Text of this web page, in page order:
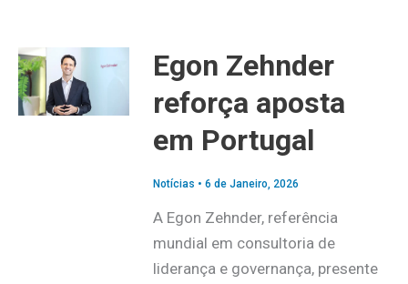
Egon Zehnder
reforça aposta
em Portugal
Notícias • 6 de Janeiro, 2026
A Egon Zehnder, referência
mundial em consultoria de
liderança e governança, presente